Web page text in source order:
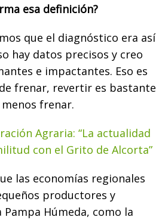
esa definición?
que el diagnóstico era así
hay datos precisos y creo
e impactantes. Eso es
frenar, revertir es bastante
frenar.
Agraria: “La actualidad
con el Grito de Alcorta”
las economías regionales
productores y
Pampa Húmeda, como la